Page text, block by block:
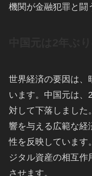
機関が金融犯罪と闘
世界経済の要因は、
います。中国元は、
対して下落しました
響を与える広範な経
性を反映しています
ジタル資産の相互作
させます。